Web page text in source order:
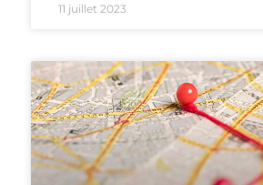
11 juillet 2023